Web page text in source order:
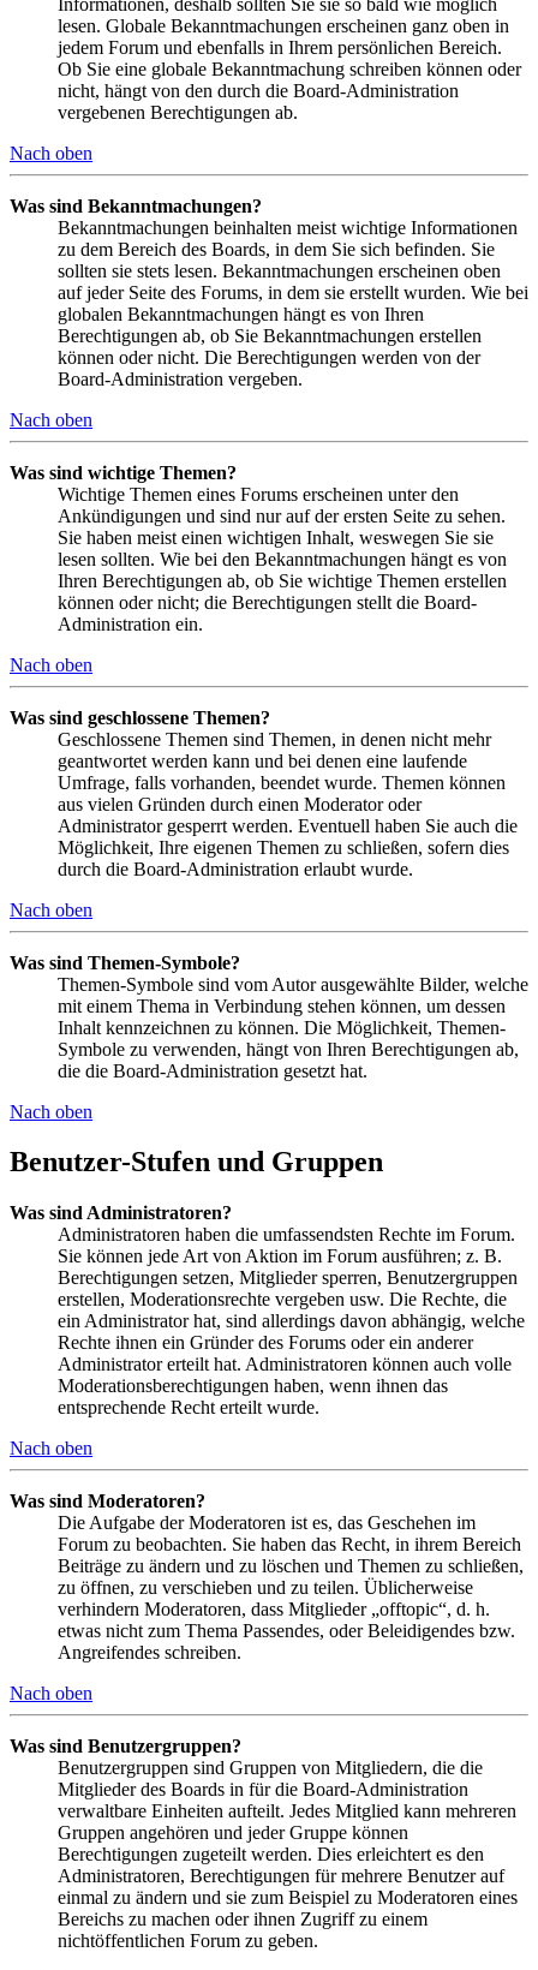
lesen. Globale Bekanntmachungen erscheinen ganz oben in
jedem Forum und ebenfalls in Ihrem persönlichen Bereich.
Ob Sie eine globale Bekanntmachung schreiben können oder
nicht, hängt von den durch die Board-Administration
vergebenen Berechtigungen ab.
Nach oben
Was sind Bekanntmachungen?
Bekanntmachungen beinhalten meist wichtige Informationen
zu dem Bereich des Boards, in dem Sie sich befinden. Sie
sollten sie stets lesen. Bekanntmachungen erscheinen oben
auf jeder Seite des Forums, in dem sie erstellt wurden. Wie bei
globalen Bekanntmachungen hängt es von Ihren
Berechtigungen ab, ob Sie Bekanntmachungen erstellen
können oder nicht. Die Berechtigungen werden von der
Board-Administration vergeben.
Nach oben
Was sind wichtige Themen?
Wichtige Themen eines Forums erscheinen unter den
Ankündigungen und sind nur auf der ersten Seite zu sehen.
Sie haben meist einen wichtigen Inhalt, weswegen Sie sie
lesen sollten. Wie bei den Bekanntmachungen hängt es von
Ihren Berechtigungen ab, ob Sie wichtige Themen erstellen
können oder nicht; die Berechtigungen stellt die Board-
Administration ein.
Nach oben
Was sind geschlossene Themen?
Geschlossene Themen sind Themen, in denen nicht mehr
geantwortet werden kann und bei denen eine laufende
Umfrage, falls vorhanden, beendet wurde. Themen können
aus vielen Gründen durch einen Moderator oder
Administrator gesperrt werden. Eventuell haben Sie auch die
Möglichkeit, Ihre eigenen Themen zu schließen, sofern dies
durch die Board-Administration erlaubt wurde.
Nach oben
Was sind Themen-Symbole?
Themen-Symbole sind vom Autor ausgewählte Bilder, welche
mit einem Thema in Verbindung stehen können, um dessen
Inhalt kennzeichnen zu können. Die Möglichkeit, Themen-
Symbole zu verwenden, hängt von Ihren Berechtigungen ab,
die die Board-Administration gesetzt hat.
Nach oben
Benutzer-Stufen und Gruppen
Was sind Administratoren?
Administratoren haben die umfassendsten Rechte im Forum.
Sie können jede Art von Aktion im Forum ausführen; z. B.
Berechtigungen setzen, Mitglieder sperren, Benutzergruppen
erstellen, Moderationsrechte vergeben usw. Die Rechte, die
ein Administrator hat, sind allerdings davon abhängig, welche
Rechte ihnen ein Gründer des Forums oder ein anderer
Administrator erteilt hat. Administratoren können auch volle
Moderationsberechtigungen haben, wenn ihnen das
entsprechende Recht erteilt wurde.
Nach oben
Was sind Moderatoren?
Die Aufgabe der Moderatoren ist es, das Geschehen im
Forum zu beobachten. Sie haben das Recht, in ihrem Bereich
Beiträge zu ändern und zu löschen und Themen zu schließen,
zu öffnen, zu verschieben und zu teilen. Üblicherweise
verhindern Moderatoren, dass Mitglieder „offtopic“, d. h.
etwas nicht zum Thema Passendes, oder Beleidigendes bzw.
Angreifendes schreiben.
Nach oben
Was sind Benutzergruppen?
Benutzergruppen sind Gruppen von Mitgliedern, die die
Mitglieder des Boards in für die Board-Administration
verwaltbare Einheiten aufteilt. Jedes Mitglied kann mehreren
Gruppen angehören und jeder Gruppe können
Berechtigungen zugeteilt werden. Dies erleichtert es den
Administratoren, Berechtigungen für mehrere Benutzer auf
einmal zu ändern und sie zum Beispiel zu Moderatoren eines
Bereichs zu machen oder ihnen Zugriff zu einem
nichtöffentlichen Forum zu geben.